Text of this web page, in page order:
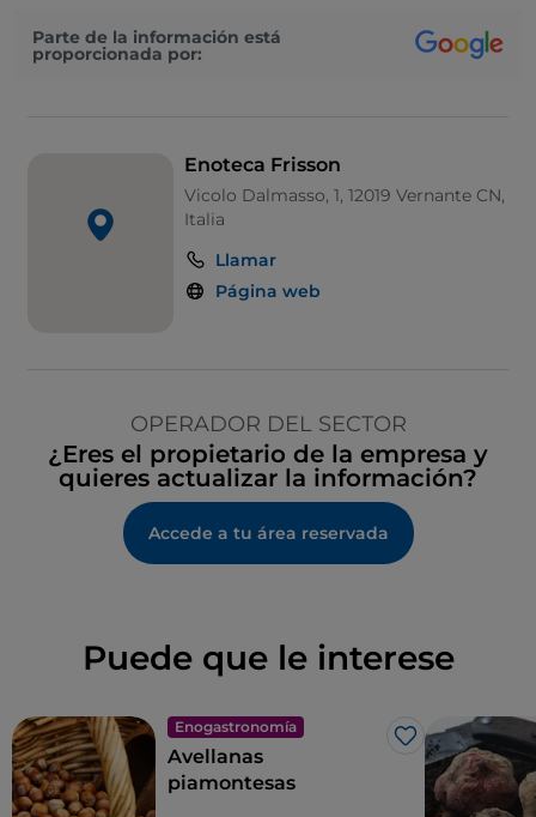
Parte de la información está
proporcionada por:
Enoteca Frisson
Vicolo Dalmasso, 1, 12019 Vernante CN,
Italia
Llamar
Página web
OPERADOR DEL SECTOR
¿Eres el propietario de la empresa y
quieres actualizar la información?
Accede a tu área reservada
Puede que le interese
Enogastronomía
Me gusta
Avellanas
piamontesas